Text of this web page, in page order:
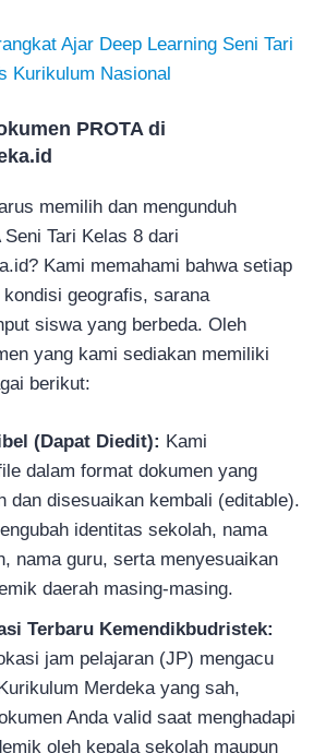
Ajar Deep Learning Seni Tari
Kurikulum Nasional
PROTA di
memilih dan mengunduh
Tari Kelas 8 dari
Kami memahami bahwa setiap
geografis, sarana
siswa yang berbeda. Oleh
yang kami sediakan memiliki
berikut:
(Dapat Diedit): Kami
dalam format dokumen yang
dan disesuaikan kembali (editable).
identitas sekolah, nama
nama guru, serta menyesuaikan
daerah masing-masing.
Terbaru Kemendikbudristek:
jam pelajaran (JP) mengacu
Merdeka yang sah,
Anda valid saat menghadapi
oleh kepala sekolah maupun